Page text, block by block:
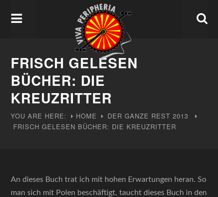
FRISCH GELESEN
BÜCHER: DIE
KREUZRITTER
YOU ARE HERE: HOME DER GANZE REST 2013
FRISCH GELESEN BÜCHER: DIE KREUZRITTER
An dieses Buch trat ich mit hohen Erwartungen heran. So
man sich mit Polen beschäftigt, taucht dieses Buch in den